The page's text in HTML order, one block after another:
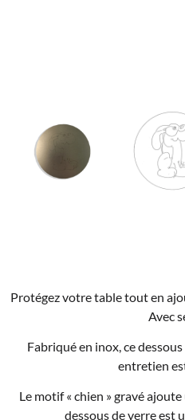
Protégez votre table tout en
Avec
Fabriqué en inox, ce
entretien
Le motif « chien » gravé
dessous de verre est